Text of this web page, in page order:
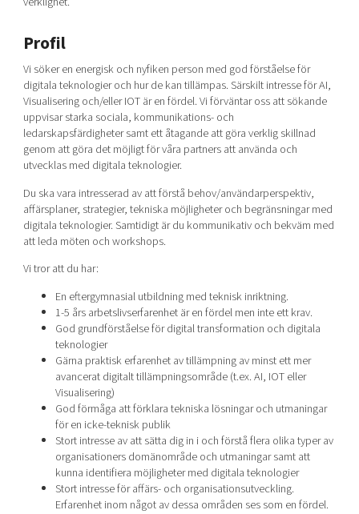
Profil
Vi söker en energisk och nyfiken person med god förståelse för
digitala teknologier och hur de kan tillämpas. Särskilt intresse för AI,
Visualisering och/eller IOT är en fördel. Vi förväntar oss att sökande
uppvisar starka sociala, kommunikations- och
ledarskapsfärdigheter samt ett åtagande att göra verklig skillnad
genom att göra det möjligt för våra partners att använda och
utvecklas med digitala teknologier.
Du ska vara intresserad av att förstå behov/användarperspektiv,
affärsplaner, strategier, tekniska möjligheter och begränsningar med
digitala teknologier. Samtidigt är du kommunikativ och bekväm med
att leda möten och workshops.
Vi tror att du har:
En eftergymnasial utbildning med teknisk inriktning.
1-5 års arbetslivserfarenhet är en fördel men inte ett krav.
God grundförståelse för digital transformation och digitala
teknologier
Gärna praktisk erfarenhet av tillämpning av minst ett mer
avancerat digitalt tillämpningsområde (t.ex. AI, IOT eller
Visualisering)
God förmåga att förklara tekniska lösningar och utmaningar
för en icke-teknisk publik
Stort intresse av att sätta dig in i och förstå flera olika typer av
organisationers domänområde och utmaningar samt att
kunna identifiera möjligheter med digitala teknologier
Stort intresse för affärs- och organisationsutveckling.
Erfarenhet inom något av dessa områden ses som en fördel.